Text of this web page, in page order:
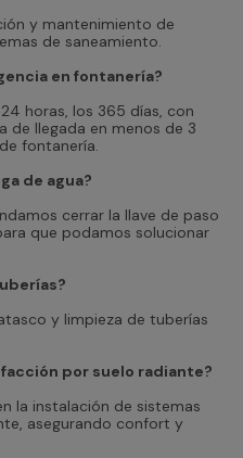
y mantenimiento de
de saneamiento.
en fontanería?
horas, los 365 días, con
de llegada en menos de 3
fontanería.
de agua?
cerrar la llave de paso
que podamos solucionar
y limpieza de tuberías
por suelo radiante?
la instalación de sistemas
asegurando confort y